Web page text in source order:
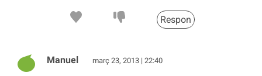
Respon
Manuel març 23, 2013 | 22:40